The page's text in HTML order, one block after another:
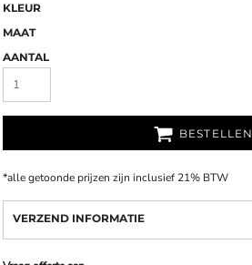
KLEUR
MAAT
AANTAL
BESTELLEN
*alle getoonde prijzen zijn inclusief 21% BTW
VERZEND INFORMATIE